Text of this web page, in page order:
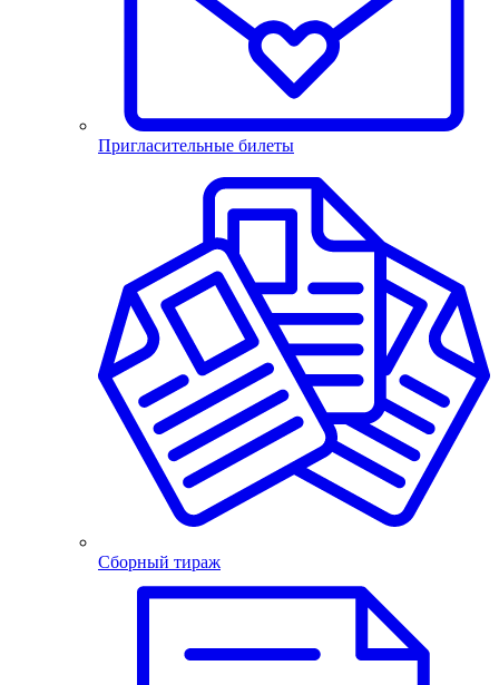
Пригласительные билеты
Сборный тираж